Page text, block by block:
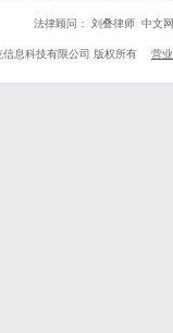
法律顾问： 刘叠律师 中文
信息科技有限公司 版权所有 营